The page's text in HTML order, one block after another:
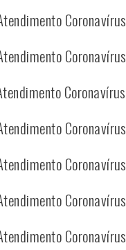
Coronavírus
Coronavírus
Coronavírus
Coronavírus
Coronavírus
Coronavírus
Coronavírus